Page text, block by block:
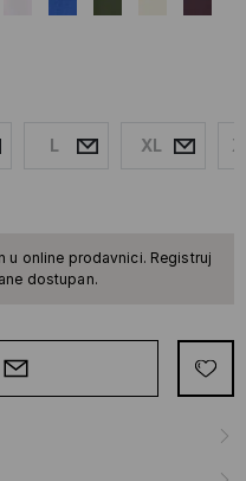
L XL
u online prodavnici. Registruj
dostupan.